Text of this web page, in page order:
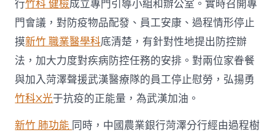
行竹科 健檢成立專門引導小組和辦公室。實時召開專
門會議，對防疫物品配發、員工安康、過程情形停止
摸新竹 職業醫學科底清楚，有針對性地提出防控辦
法，加大力度對疾病防控任務的安排。對兩位家眷餐
與加入菏澤聲援武漢醫療隊的員工停止慰勞，弘揚勇
竹科X光于抗疫的正能量，為武漢加油。
新竹 肺功能 同時，中國農業銀行菏澤分行經由過程樹